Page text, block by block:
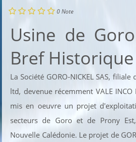
0Note
Usine de
Bref Historique
La Société GORO-NICKEL SAS, filiale
ltd, devenue récemment VALE INCO
mis en oeuvre un projet
secteurs de Goro et de Prony
Nouvelle Calédonie. Le projet de